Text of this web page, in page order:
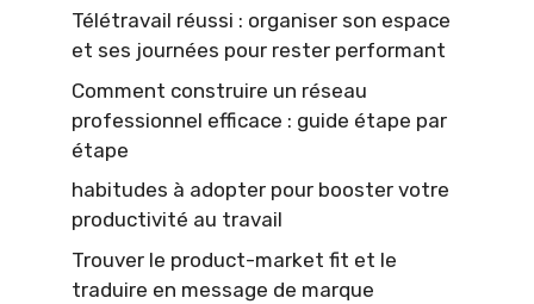
Télétravail réussi : organiser son espace
et ses journées pour rester performant
Comment construire un réseau
professionnel efficace : guide étape par
étape
habitudes à adopter pour booster votre
productivité au travail
Trouver le product-market fit et le
traduire en message de marque